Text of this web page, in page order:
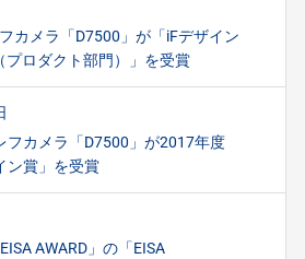
カメラ「D7500」が「iFデザイン
プロダクト部門）」を受賞
フカメラ「D7500」が2017年度
ン賞」を受賞
AWARD」の「EISA